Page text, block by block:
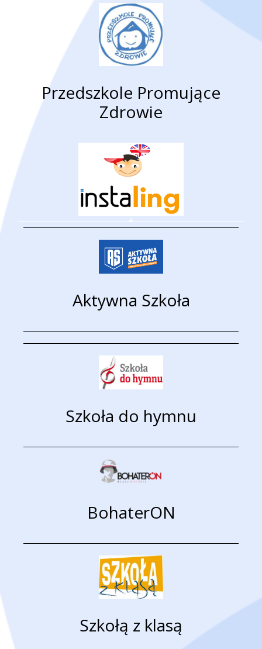
Przedszkole Promujące
Zdrowie
Aktywna Szkoła
Szkoła do hymnu
BohaterON
Szkołą z klasą